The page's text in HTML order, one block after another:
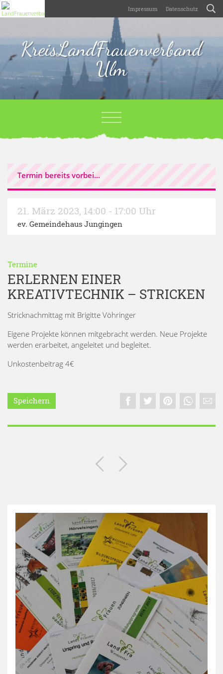
Impressum Datenschutz
KreisLandFrauenverband
Ulm
Termin bereits vorbei...
21. März 2023, 14:00 - 17:00 Uhr
ev. Gemeindehaus Jungingen
Termine
ERLERNEN EINER
KREATIVTECHNIK – STRICKEN
Stricknachmittag mit Brigitte Vöhringer
Eigene Projekte können mitgebracht werden. Neue Projekte
werden erarbeitet, angeleitet und begleitet.
Unkostenbeitrag 4€
Speichern